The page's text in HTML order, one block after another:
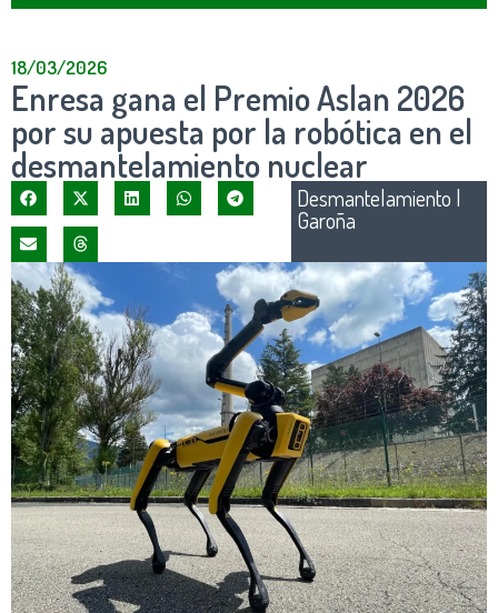
18/03/2026
Enresa gana el Premio Aslan 2026
por su apuesta por la robótica en el
desmantelamiento nuclear
Desmantelamiento |
Garoña